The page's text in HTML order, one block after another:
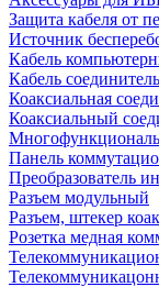
Защита кабеля от
Источник
Кабель
Кабель
Коаксиальная
Коаксиальный
Панель
Преобразователь
Разъем модульный
Разъем, штекер
Розетка медная